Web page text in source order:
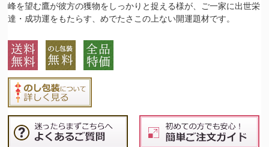
峰を望む鷹が彼方の獲物をしっかりと捉える様が、ご一家に出世栄
達・成功運をもたらす、めでたさこの上ない開運題材です。